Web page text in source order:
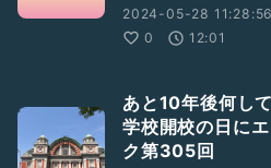
2024-05-28 11:28:56
0
12:01
あと10年後何し
学校開校の日に
ク第305回